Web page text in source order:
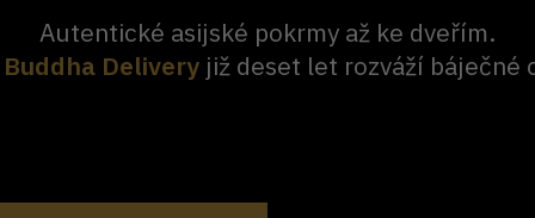
Autentické asijské pokrmy až ke dveřím.
Deliveryjiž deset let rozváží báječné